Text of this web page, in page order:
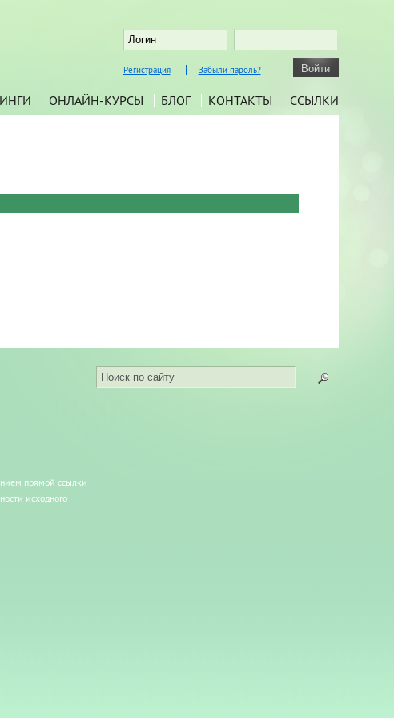
Регистрация Забыли пароль?
ОНЛАЙН-КУРСЫ БЛОГ КОНТАКТЫ ССЫЛКИ
прямой ссылки
исходного